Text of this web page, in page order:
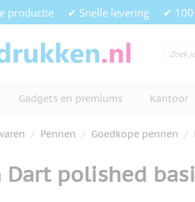
productie ✔ Snelle levering ✔
Gadgets en premiums Kantoor
/ Pennen / Goedkope pennen /
Dart polished